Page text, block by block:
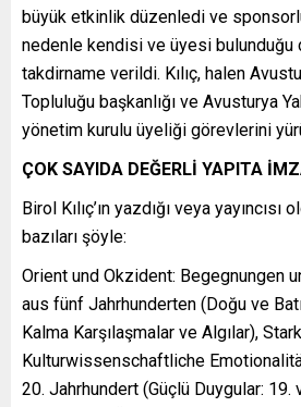
büyük etkinlik düzenledi ve
nedenle kendisi ve üyesi bulunduğu
takdirname verildi. Kılıç, halen
Topluluğu başkanlığı ve Avusturya
yönetim kurulu üyeliği görevlerini
ÇOK SAYIDA DEĞERLİ YAPITA
Birol Kılıç’ın yazdığı veya
bazıları şöyle:
Orient und Okzident: Begegnungen
aus fünf Jahrhunderten (Doğu ve
Kalma Karşılaşmalar ve Algılar),
Kulturwissenschaftliche
20. Jahrhundert (Güçlü Duygular: 19.